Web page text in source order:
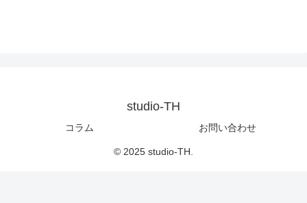
studio-TH
コラム お問い合わせ
© 2025 studio-TH.